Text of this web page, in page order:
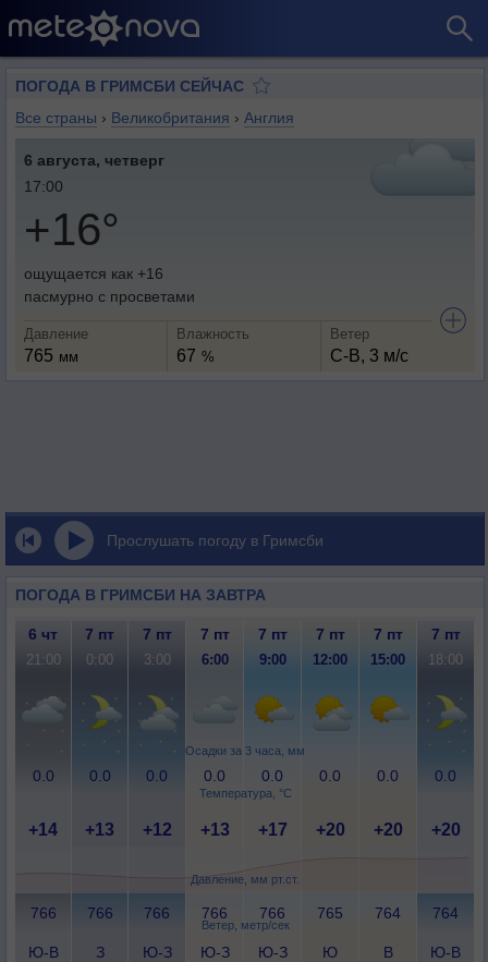
ПОГОДА В ГРИМСБИ СЕЙЧАС
Все страны › Великобритания › Англия
6 августа, четверг
17:00
+16°
ощущается как +16
пасмурно с просветами
Давление
765 мм
Влажность
67 %
Ветер
С-В, 3 м/с
Прослушать погоду в Гримсби
ПОГОДА В ГРИМСБИ НА ЗАВТРА
Осадки за 3 часа, мм
Температура, °C
Давление, мм рт.ст.
Ветер, метр/сек
6 чт 7 пт 7 пт 7 пт 7 пт 7 пт 7 пт 7 пт
21:00 0:00 3:00 6:00 9:00 12:00 15:00 18:00
0.0 0.0 0.0 0.0 0.0 0.0 0.0 0.0
+14 +13 +12 +13 +17 +20 +20 +20
766 766 766 766 766 765 764 764
Ю-В
З
Ю-З
Ю-З
Ю-З
Ю
В
Ю-В